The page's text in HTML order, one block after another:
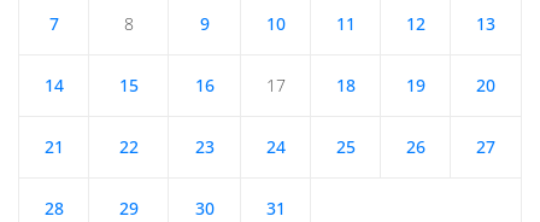
7 8 9 10 11 12 13
14 15 16 17 18 19 20
21 22 23 24 25 26 27
28 29 30 31